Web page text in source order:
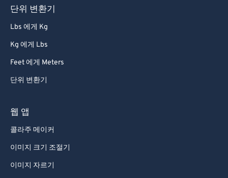
단위 변환기
Lbs 에게 Kg
Kg 에게 Lbs
Feet 에게 Meters
단위 변환기
웹 앱
콜라주 메이커
이미지 크기 조절기
이미지 자르기